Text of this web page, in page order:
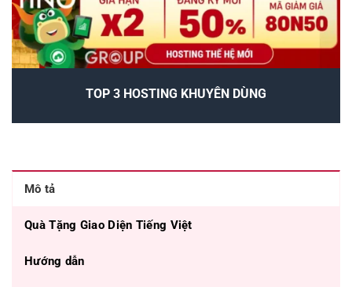
TOP 3 HOSTING KHUYÊN DÙNG
Mô tả
Quà Tặng Giao Diện Tiếng Việt
Hướng dẫn